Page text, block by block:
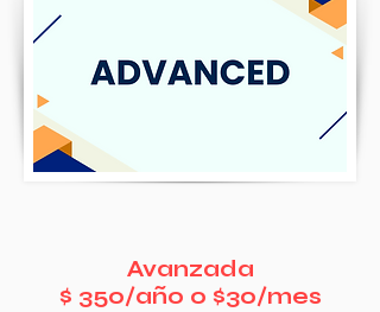
Avanzada
$ 350/año o $30/mes